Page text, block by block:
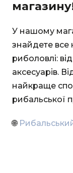
У нашому
знайдете все
риболовлі:
аксесуарів.
найкраще
рибальської
🌐